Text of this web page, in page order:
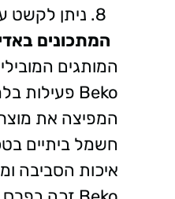
ניתן לקשט
המתכונים
המותגים
חשמל ביתיים